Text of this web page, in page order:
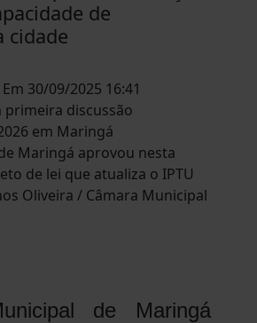
de
cidade
Em 30/09/2025 16:41
Maringá aprovou nesta
de lei que atualiza o IPTU
Oliveira / Câmara Municipal
de Maringá